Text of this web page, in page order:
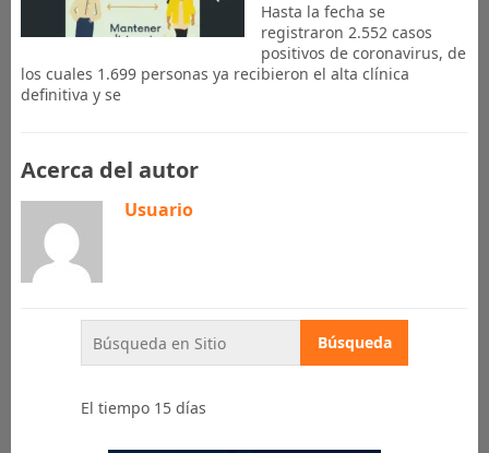
Hasta la fecha se
registraron 2.552 casos
positivos de coronavirus, de
los cuales 1.699 personas ya recibieron el alta clínica
definitiva y se
Acerca del autor
Usuario
El tiempo 15 días